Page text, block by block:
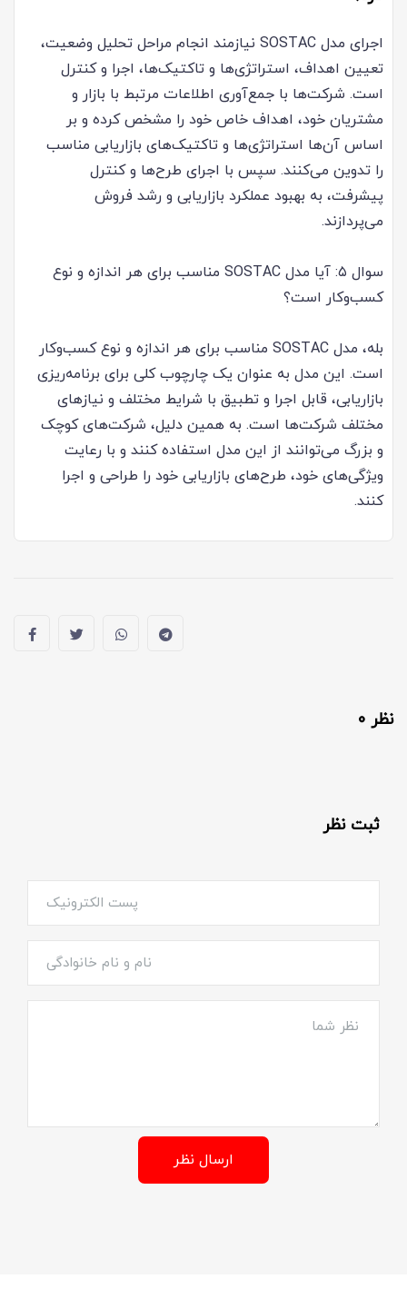
اجرای مدل SOSTAC نیازمند انجام مراحل تحلیل وضعیت،
تعیین اهداف، استراتژی‌ها و تاکتیک‌ها، اجرا و کنترل
است. شرکت‌ها با جمع‌آوری اطلاعات مرتبط با بازار و
مشتریان خود، اهداف خاص خود را مشخص کرده و بر
اساس آن‌ها استراتژی‌ها و تاکتیک‌های بازاریابی مناسب
را تدوین می‌کنند. سپس با اجرای طرح‌ها و کنترل
پیشرفت، به بهبود عملکرد بازاریابی و رشد فروش
می‌پردازند.
سوال ۵: آیا مدل SOSTAC مناسب برای هر اندازه و نوع
کسب‌وکار است؟
بله، مدل SOSTAC مناسب برای هر اندازه و نوع کسب‌وکار
است. این مدل به عنوان یک چارچوب کلی برای برنامه‌ریزی
بازاریابی، قابل اجرا و تطبیق با شرایط مختلف و نیازهای
مختلف شرکت‌ها است. به همین دلیل، شرکت‌های کوچک
و بزرگ می‌توانند از این مدل استفاده کنند و با رعایت
ویژگی‌های خود، طرح‌های بازاریابی خود را طراحی و اجرا
کنند.
نظر 0
ثبت نظر
ارسال نظر